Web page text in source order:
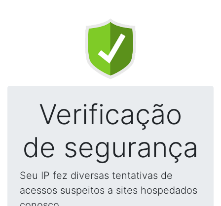
Verificação
de segurança
Seu IP fez diversas tentativas de
acessos suspeitos a sites hospedados